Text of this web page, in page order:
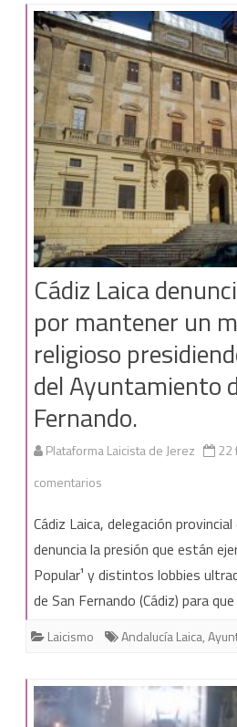
de
«fines
sociales»
en
Andalucía
se
adjudican
a
entidades
religiosas
católicas
Cádiz Laica
por mantener un
religioso
del Ayuntamiento
Fernando.
Plataforma Laicista de Jerez 22
comentarios
Laica
denuncia
presiones
por
un
Cádiz Laica, delegación
denuncia la presión que están
Popular¹ y distintos lobbies
de San Fernando (Cádiz) para
Laicismo Andalucía Laica,